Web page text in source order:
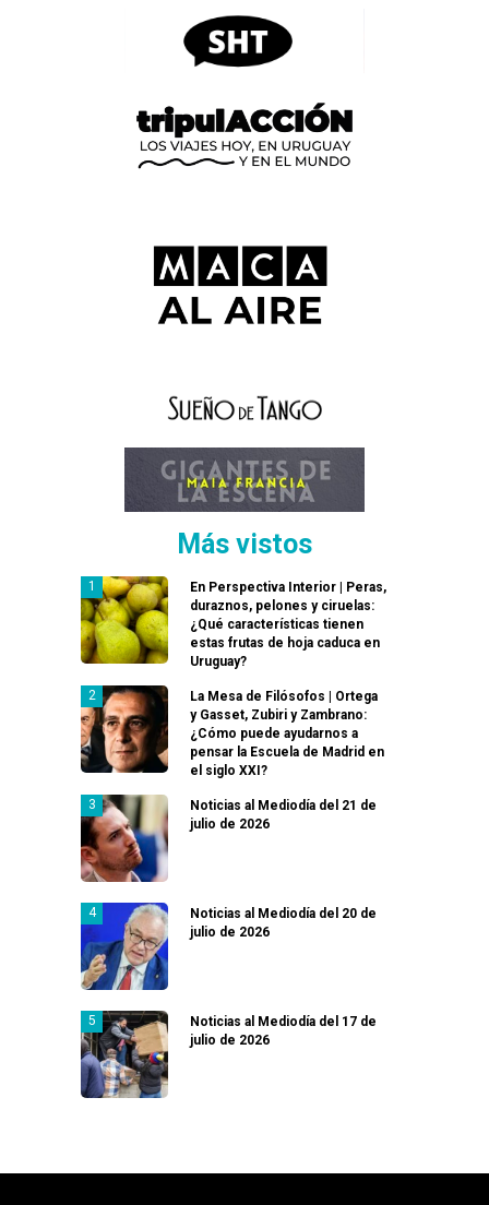
Más vistos
En Perspectiva Interior | Peras,
duraznos, pelones y ciruelas:
¿Qué características tienen
estas frutas de hoja caduca en
Uruguay?
La Mesa de Filósofos | Ortega
y Gasset, Zubiri y Zambrano:
¿Cómo puede ayudarnos a
pensar la Escuela de Madrid en
el siglo XXI?
Noticias al Mediodía del 21 de
julio de 2026
Noticias al Mediodía del 20 de
julio de 2026
Noticias al Mediodía del 17 de
julio de 2026